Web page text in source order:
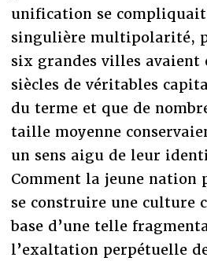
unification se
singulière multipolarité,
six grandes villes avaient
siècles de véritables
du terme et que de
taille moyenne
un sens aigu de leur
Comment la jeune nation
se construire une culture
base d’une telle
l’exaltation perpétuelle